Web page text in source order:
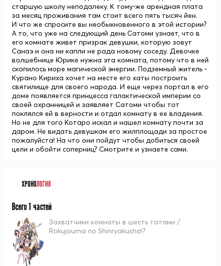
старшую школу неподалеку. К тому-же арендная плата
за месяц проживания там стоит всего пять тысяч йен.
И что же спросите вы необыкновенного в этой истории?
А то, что уже на следующий день Сатоми узнает, что в
его комнате живет призрак девушки, которую зовут
Санаэ и она ни капли не рада новому соседу. Девочке
волшебнице Юрике нужна эта комната, потому что в ней
скопилось море магической энергии. Подземный житель -
Курано Кириха хочет на месте его хаты построить
святилище для своего народа. И еще через портал в его
доме появляется принцесса галактической империи со
своей охранницей и заявляет Сатоми чтобы тот
поклялся ей в верности и отдал комнату в ее владения.
Но не для того Котаро искал и нашел комнату почти за
даром. Не видать девушкам его жилплощади за простое
пожалуйста! На что они пойдут чтобы добиться своей
цели и обойти соперниц? Смотрите и узнаете сами.
ХРОНОЛОГИЯ
Всего 1 частей
Захватчики комнаты в шесть татами /
Rokujouma no Shinryakusha!?